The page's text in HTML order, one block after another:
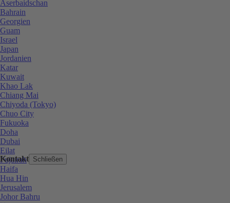
Kontakt Schließen
Aserbaidschan
Bahrain
Georgien
Guam
Israel
Japan
Jordanien
Katar
Kuwait
Khao Lak
Chiang Mai
Chiyoda (Tokyo)
Chuo City
Fukuoka
Doha
Dubai
Eilat
Fujairah
Haifa
Hua Hin
Jerusalem
Johor Bahru